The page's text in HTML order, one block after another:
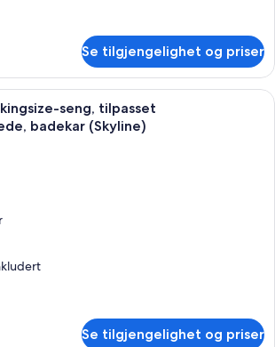
Se tilgjengelighet og priser
Italienske Frette-laken, sengetøy av
seng, tilpasset
badekar (Skyline)
Se tilgjengelighet og priser